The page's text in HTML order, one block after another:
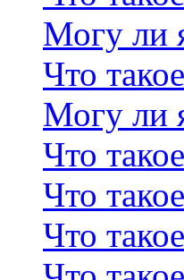
Могу ли
Что
Могу ли
Что
Что
Что